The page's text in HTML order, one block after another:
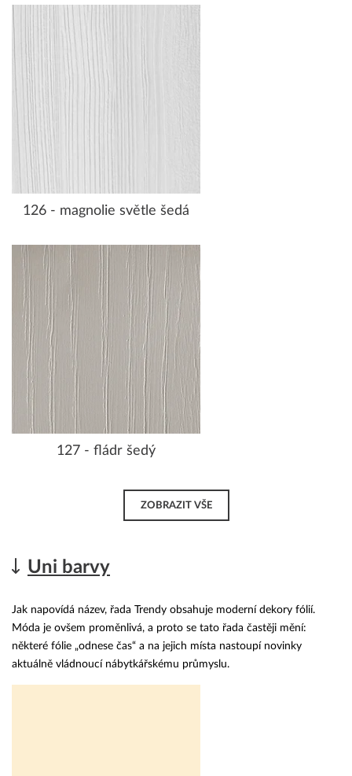
126 - magnolie světle šedá
127 - fládr šedý
ZOBRAZIT VŠE
Uni barvy
Jak napovídá název, řada Trendy obsahuje moderní dekory fólií.
Móda je ovšem proměnlivá, a proto se tato řada častěji mění:
některé fólie „odnese čas“ a na jejich místa nastoupí novinky
aktuálně vládnoucí nábytkářskému průmyslu.